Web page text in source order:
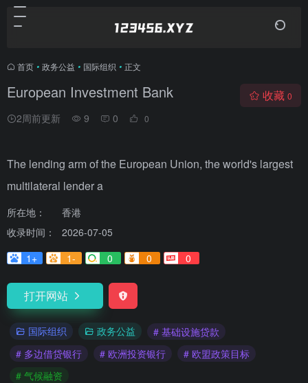
首页 • 政务公益 • 国际组织 • 正文
European Investment Bank
2周前更新 9 0 0
收藏 0
The lending arm of the European Union, the world's largest
multilateral lender a
所在地：
香港
收录时间：
2026-07-05
1+
1- 0 0 0
打开网站
国际组织 政务公益
# 基础设施贷款
# 多边借贷银行
# 欧洲投资银行
# 欧盟政策目标
# 气候融资